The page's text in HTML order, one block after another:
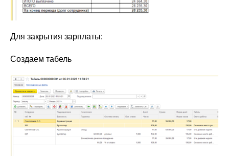
Для закрытия зарплаты:
Создаем табель